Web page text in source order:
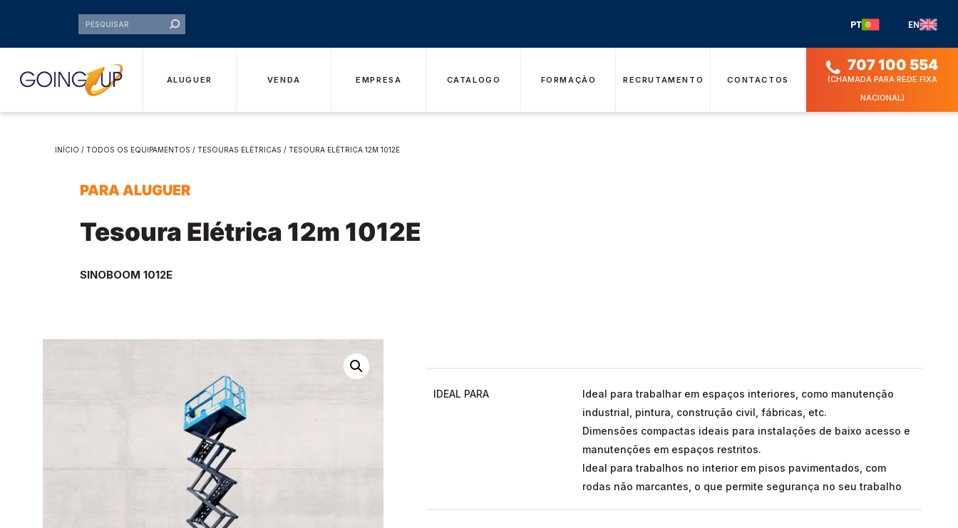
PT EN
ALUGUER VENDA EMPRESA CATALOGO FORMAÇÃO RECRUTAMENTO CONTACTOS
707 100 554
(CHAMADA PARA REDE FIXA
NACIONAL)
INÍCIO /TODOS OS EQUIPAMENTOS /TESOURAS ELÉTRICAS / TESOURA ELÉTRICA 12M 1012E
PARA ALUGUER
Tesoura Elétrica 12m 1012E
SINOBOOM 1012E
IDEAL PARA
Ideal para trabalhar em espaços interiores, como manutenção
industrial, pintura, construção civil, fábricas, etc.
Dimensões compactas ideais para instalações de baixo acesso e
manutenções em espaços restritos.
Ideal para trabalhos no interior em pisos pavimentados, com
rodas não marcantes, o que permite segurança no seu trabalho